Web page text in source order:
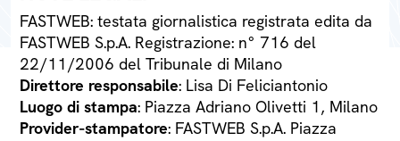
FASTWEB: testata giornalistica registrata edita da
FASTWEB S.p.A. Registrazione: n° 716 del
22/11/2006 del Tribunale di Milano
Direttore responsabile: Lisa Di Feliciantonio
Luogo di stampa: Piazza Adriano Olivetti 1, Milano
Provider-stampatore: FASTWEB S.p.A. Piazza